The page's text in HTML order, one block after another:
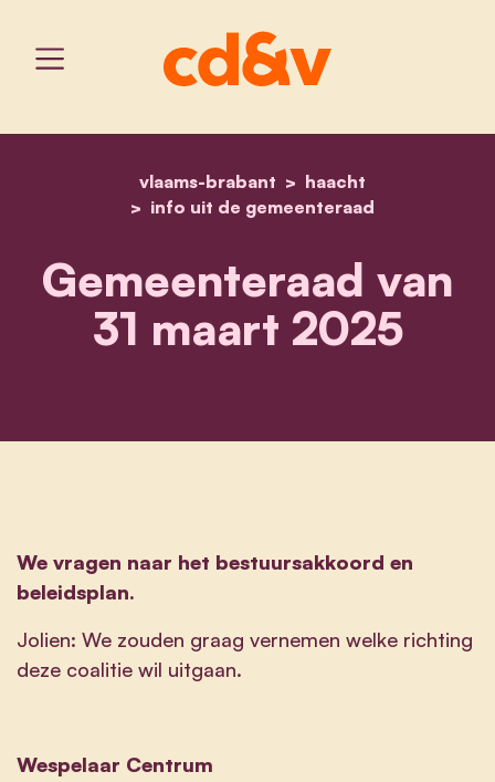
home
vlaams-brabant
haacht
info uit de gemeenteraad
gemeenteraad van 31
Gemeenteraad van
31 maart 2025
We vragen naar het bestuursakkoord en
beleidsplan.
Jolien: We zouden graag vernemen welke richting
deze coalitie wil uitgaan.
Wespelaar Centrum